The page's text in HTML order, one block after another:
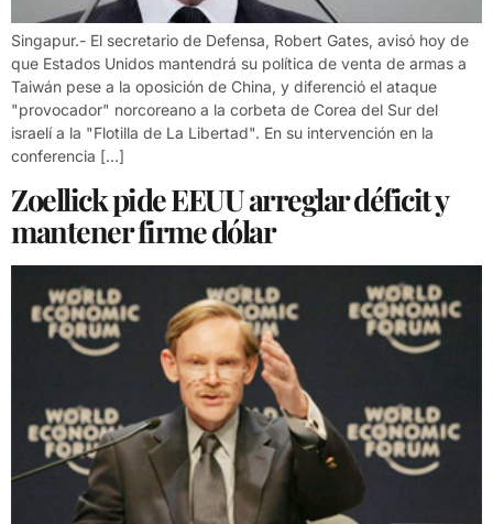
Singapur.- El secretario de Defensa, Robert Gates, avisó hoy de
que Estados Unidos mantendrá su política de venta de armas a
Taiwán pese a la oposición de China, y diferenció el ataque
"provocador" norcoreano a la corbeta de Corea del Sur del
israelí a la "Flotilla de La Libertad". En su intervención en la
conferencia […]
Zoellick pide EEUU arreglar déficit y
mantener firme dólar